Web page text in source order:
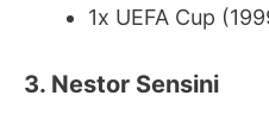
1x UEFA Cup
3. Nestor Sensini